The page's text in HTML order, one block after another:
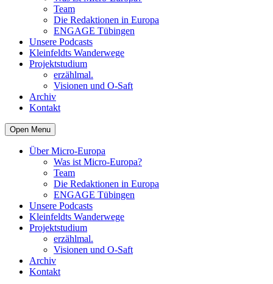
Team
Die Redaktionen in Europa
ENGAGE Tübingen
Unsere Podcasts
Kleinfeldts Wanderwege
Projektstudium
erzählmal.
Visionen und O-Saft
Archiv
Kontakt
Open Menu
Über Micro-Europa
Was ist Micro-Europa?
Team
Die Redaktionen in Europa
ENGAGE Tübingen
Unsere Podcasts
Kleinfeldts Wanderwege
Projektstudium
erzählmal.
Visionen und O-Saft
Archiv
Kontakt